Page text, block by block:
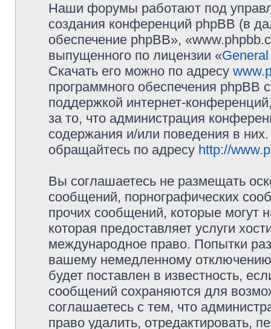
Наши форумы работают под
создания конференций phpBB (в
обеспечение phpBB»,
выпущенного по лицензии «
Скачать его можно по адресу
программного обеспечения phpBB
поддержкой интернет-
за то, что администрация
содержания и/или поведения в
обращайтесь по адресу http://
Вы соглашаетесь не размещать
сообщений, порнографических
прочих сообщений, которые могут
которая предоставляет услуги
международное право. Попытки
вашему немедленному
будет поставлен в известность,
сообщений сохраняются для
соглашаетесь с тем, что
право удалить, отредактировать,